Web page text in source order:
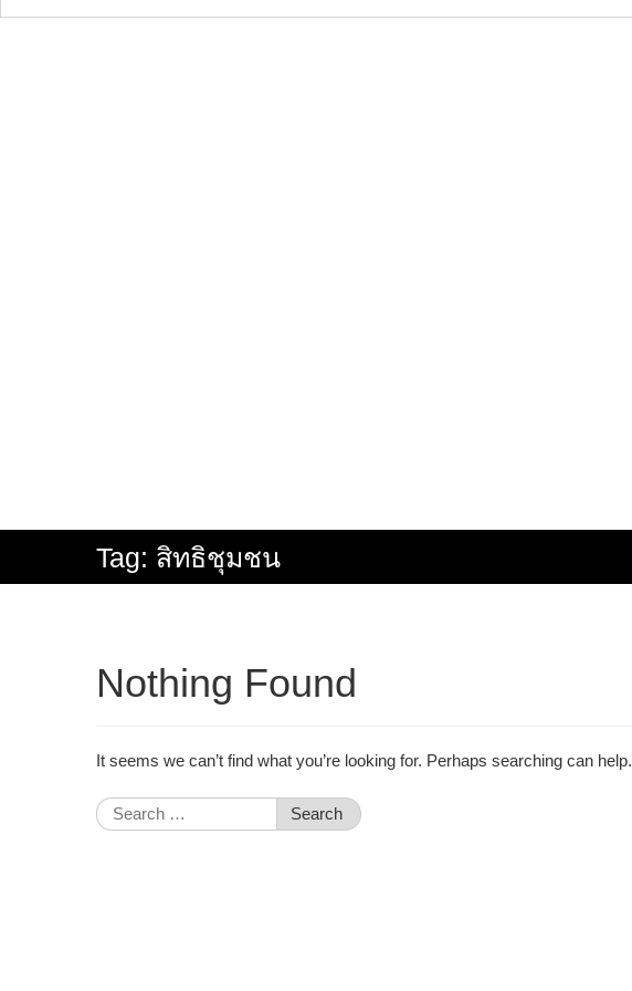
Tag: สิทธิชุมชน
Nothing Found
It seems we can’t find what you’re looking for. Perhaps searching can help.
Search
for: